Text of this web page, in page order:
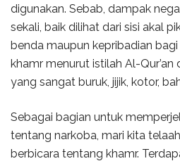
digunakan. Sebab, dampak
sekali, baik dilihat dari sisi akal
benda maupun kepribadian bagi
khamr menurut istilah Al-Qur’an
yang sangat buruk, jijik, kotor,
Sebagai bagian untuk
tentang narkoba, mari kita
berbicara tentang khamr.